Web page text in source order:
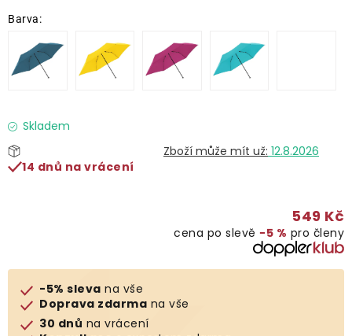
Gastro produkty
Kolekce
Prodávané značky
Naše katalogy
O nás
Skladem
12.8.2026
14 dnů na vrácení
549 Kč
cena po slevě −5 % pro členy
-5% sleva na vše
Doprava zdarma na vše
30 dnů na vrácení